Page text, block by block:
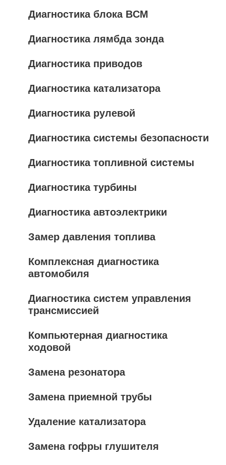
Диагностика блока BCM
Диагностика лямбда зонда
Диагностика приводов
Диагностика катализатора
Диагностика рулевой
Диагностика системы безопасности
Диагностика топливной системы
Диагностика турбины
Диагностика автоэлектрики
Замер давления топлива
Комплексная диагностика
автомобиля
Диагностика систем управления
трансмиссией
Компьютерная диагностика
ходовой
Замена резонатора
Замена приемной трубы
Удаление катализатора
Замена гофры глушителя